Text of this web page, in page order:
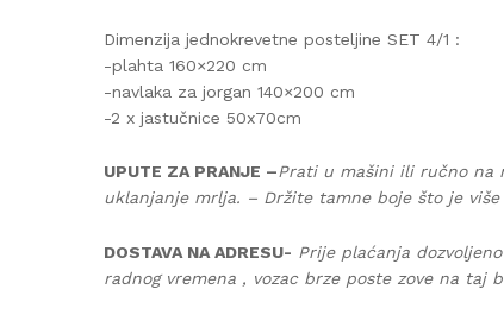
Dimenzija jednokrevetne posteljine SET 4/1 :
-plahta 160×220 cm
-navlaka za jorgan 140×200 cm
-2 x jastučnice 50x70cm
UPUTE ZA PRANJE –Prati u mašini ili ručno na
uklanjanje mrlja. – Držite tamne boje što je
DOSTAVA NA ADRESU- Prije plaćanja
radnog vremena , vozac brze poste zove na taj